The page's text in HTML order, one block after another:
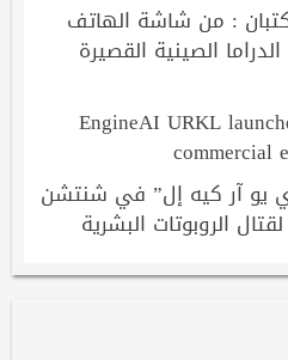
: من شاشة الهاتف
الصينية القصيرة
EngineAI URKL
commercial
يو آر كيه إل” في شنتشن
الروبوتات البشرية